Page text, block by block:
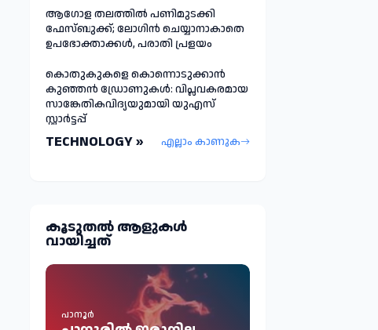
ആഗോള തലത്തിൽ പണിമുടക്കി
ഫേസ്ബുക്ക്; ലോഗിന്‍ ചെയ്യാനാകാതെ
ഉപഭോക്താക്കള്‍, പരാതി പ്രളയം
കൊതുകുകളെ കൊന്നൊടുക്കാൻ
കുഞ്ഞൻ ഡ്രോണുകൾ: വിപ്ലവകരമായ
സാങ്കേതികവിദ്യയുമായി യുഎസ്
സ്റ്റാർട്ടപ്പ്
TECHNOLOGY » എല്ലാം കാണുക
കൂടുതല്‍ ആളുകള്‍
വായിച്ചത്
പാനൂർ